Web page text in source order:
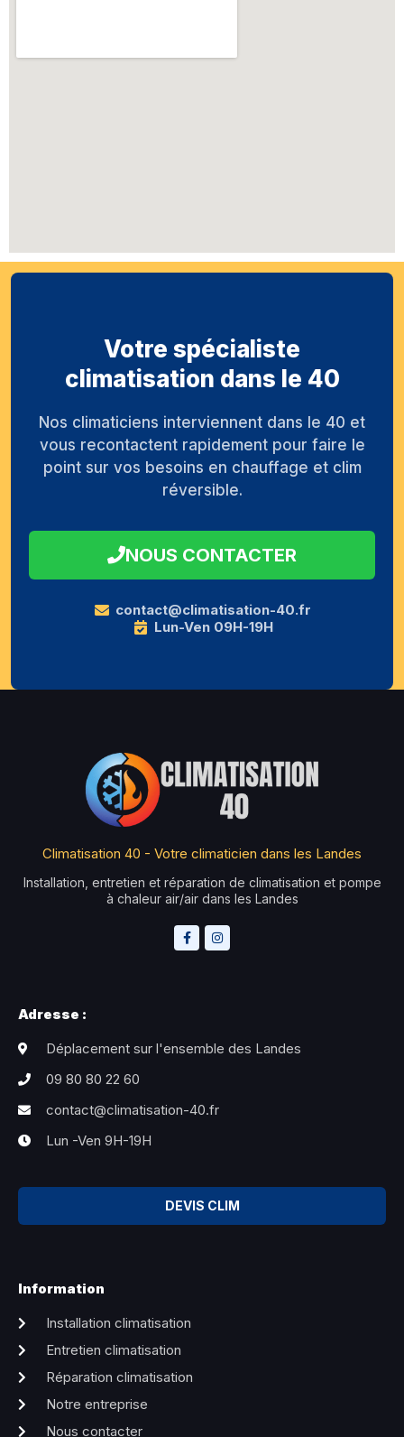
Votre spécialiste
climatisation dans le 40
Nos climaticiens interviennent dans le 40 et
vous recontactent rapidement pour faire le
point sur vos besoins en chauffage et clim
réversible.
NOUS CONTACTER
contact@climatisation-40.fr
Lun-Ven 09H-19H
Climatisation 40 - Votre climaticien dans les Landes
Installation, entretien et réparation de climatisation et pompe
à chaleur air/air dans les Landes
Adresse :
Déplacement sur l'ensemble des Landes
09 80 80 22 60
contact@climatisation-40.fr
Lun -Ven 9H-19H
DEVIS CLIM
Information
Installation climatisation
Entretien climatisation
Réparation climatisation
Notre entreprise
Nous contacter